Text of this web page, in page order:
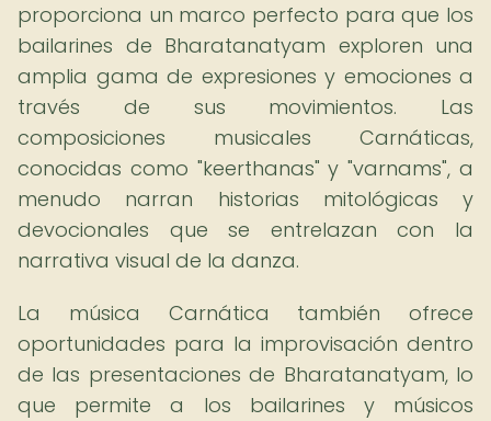
proporciona un marco perfecto para que los
bailarines de Bharatanatyam exploren una
amplia gama de expresiones y emociones a
través de sus movimientos. Las
composiciones musicales Carnáticas,
conocidas como "keerthanas" y "varnams", a
menudo narran historias mitológicas y
devocionales que se entrelazan con la
narrativa visual de la danza.
La música Carnática también ofrece
oportunidades para la improvisación dentro
de las presentaciones de Bharatanatyam, lo
que permite a los bailarines y músicos